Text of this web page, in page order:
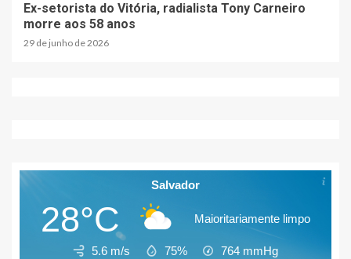
Ex-setorista do Vitória, radialista Tony Carneiro
morre aos 58 anos
29 de junho de 2026
Salvador
28°C Maioritariamente limpo
5.6 m/s 75% 764 mmHg